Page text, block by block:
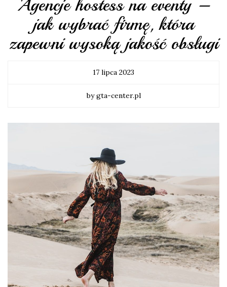
Agencje hostess na eventy –
jak wybrać firmę, która
zapewni wysoką jakość obsługi
17 lipca 2023
by gta-center.pl